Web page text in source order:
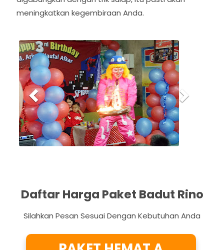
meningkatkan kegembiraan Anda.
P
r
e
v
i
o
u
s
Daftar Harga Paket Badut Rino
Silahkan Pesan Sesuai Dengan Kebutuhan Anda